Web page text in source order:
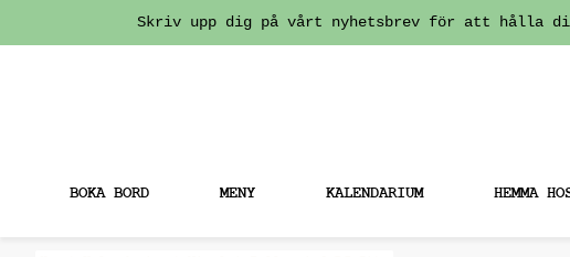
Fortsätt
Skriv upp dig på vårt nyhetsbrev för att hålla
BOKA BORD MENY KALENDARIUM HEMMA